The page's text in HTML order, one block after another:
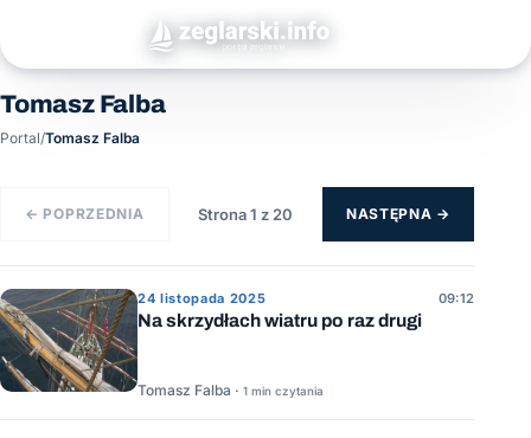
Tomasz Falba
Portal/Tomasz Falba
← POPRZEDNIA Strona 1 z 20 NASTĘPNA →
24 listopada 2025 09:12
Na skrzydłach wiatru po raz drugi
Tomasz Falba · 1 min czytania